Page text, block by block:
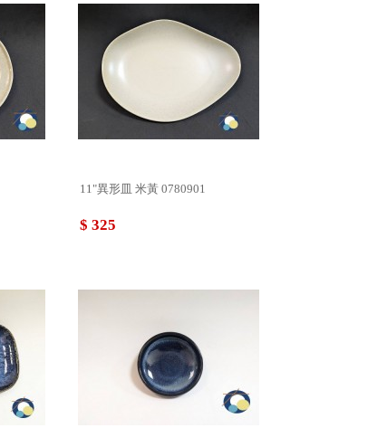
11"異形皿 米黃 0780901
$ 325